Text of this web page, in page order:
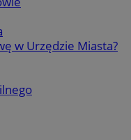
w Urzędzie Miasta?